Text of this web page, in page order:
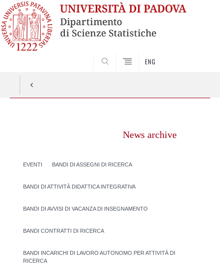
ENG
News archive
EVENTI BANDI DI ASSEGNI DI RICERCA
BANDI DI ATTIVITÀ DIDATTICA INTEGRATIVA
BANDI DI AVVISI DI VACANZA DI INSEGNAMENTO
BANDI CONTRATTI DI RICERCA
BANDI INCARICHI DI LAVORO AUTONOMO PER ATTIVITÀ DI
RICERCA